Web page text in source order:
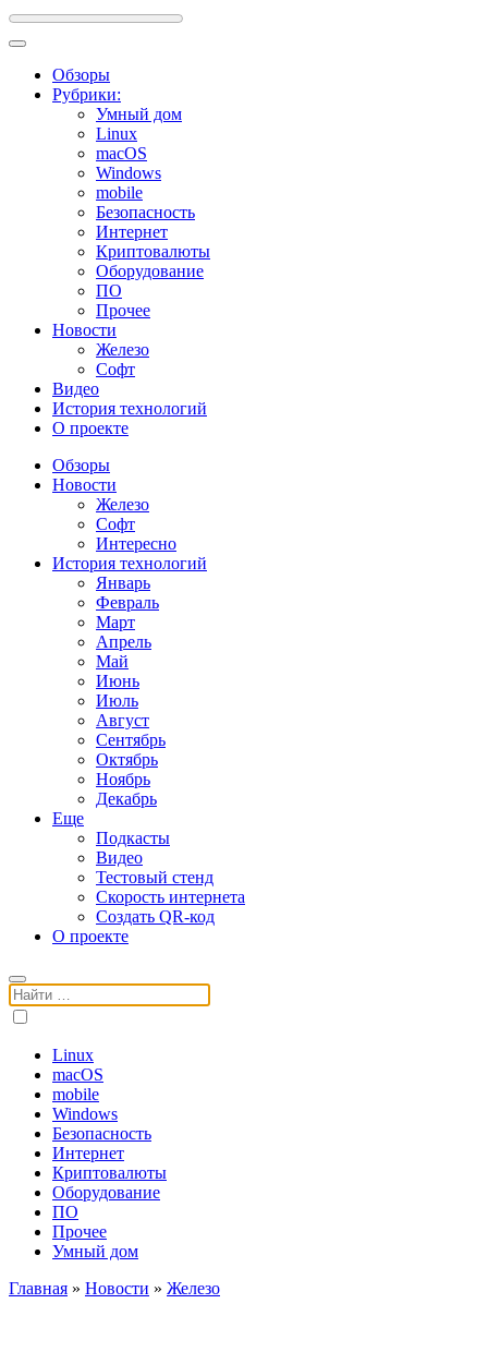
Обзоры
Рубрики:
Умный дом
Linux
macOS
Windows
mobile
Безопасность
Интернет
Криптовалюты
Оборудование
ПО
Прочее
Новости
Железо
Софт
Видео
История технологий
О проекте
Обзоры
Новости
Железо
Софт
Интересно
История технологий
Январь
Февраль
Март
Апрель
Май
Июнь
Июль
Август
Сентябрь
Октябрь
Ноябрь
Декабрь
Еще
Подкасты
Видео
Тестовый стенд
Скорость интернета
Создать QR-код
О проекте
Поиск:
Linux
macOS
mobile
Windows
Безопасность
Интернет
Криптовалюты
Оборудование
ПО
Прочее
Умный дом
Главная » Новости » Железо